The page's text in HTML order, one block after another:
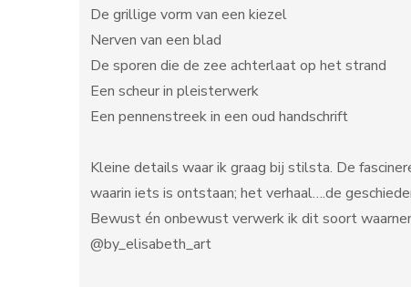
De grillige vorm van een kiezel
Nerven van een blad
De sporen die de zee achterlaat op het strand
Een scheur in pleisterwerk
Een pennenstreek in een oud handschrift
Kleine details waar ik graag bij stilsta. De
waarin iets is ontstaan; het verhaal….de
Bewust én onbewust verwerk ik dit soort
@by_elisabeth_art